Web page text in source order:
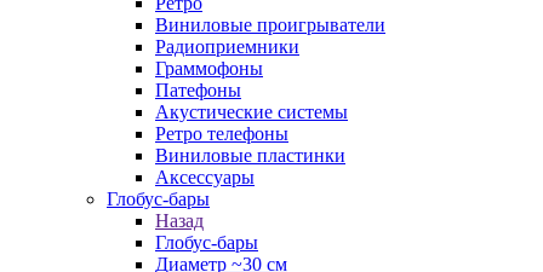
Виниловые проигрыватели
Радиоприемники
Граммофоны
Патефоны
Акустические системы
Ретро телефоны
Виниловые пластинки
Аксессуары
Глобус-бары
Назад
Глобус-бары
Диаметр ~30 см